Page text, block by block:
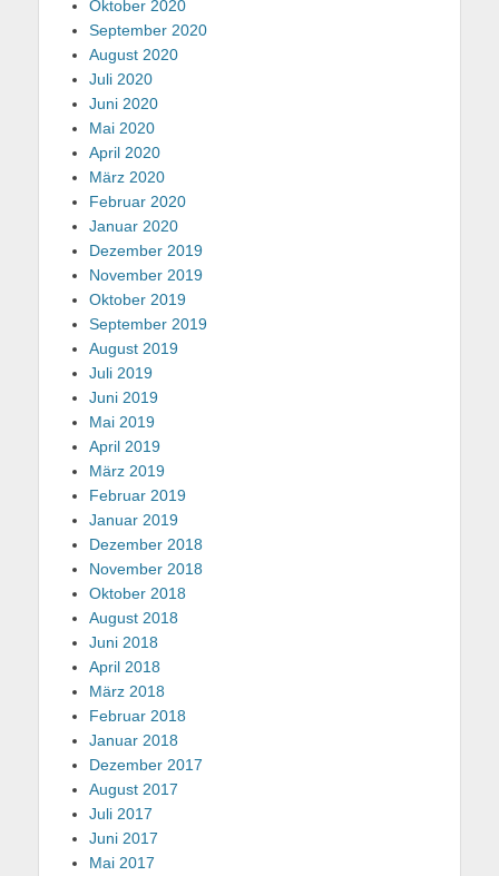
Oktober 2020
September 2020
August 2020
Juli 2020
Juni 2020
Mai 2020
April 2020
März 2020
Februar 2020
Januar 2020
Dezember 2019
November 2019
Oktober 2019
September 2019
August 2019
Juli 2019
Juni 2019
Mai 2019
April 2019
März 2019
Februar 2019
Januar 2019
Dezember 2018
November 2018
Oktober 2018
August 2018
Juni 2018
April 2018
März 2018
Februar 2018
Januar 2018
Dezember 2017
August 2017
Juli 2017
Juni 2017
Mai 2017